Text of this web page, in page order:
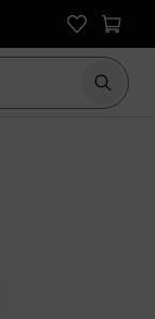
Zoek